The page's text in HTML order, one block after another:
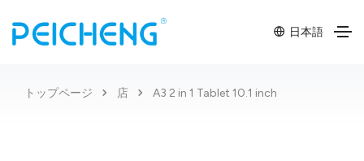
日本語
トップページ 店 A3 2 in 1 Tablet 10.1 inch